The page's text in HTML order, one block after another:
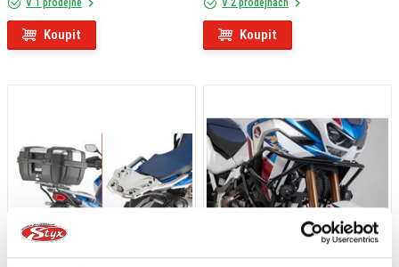
V 1 prodejně
Koupit
V 2 prodejnách
Koupit